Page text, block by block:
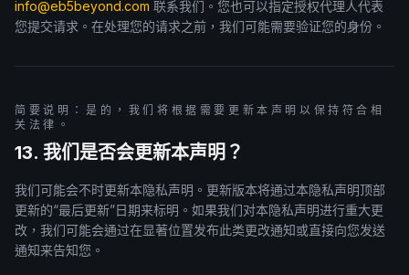
info@eb5beyond.com 联系我们。您也可以指定授权代理人代表
您提交请求。在处理您的请求之前，我们可能需要验证您的身份。
简要说明：是的，我们将根据需要更新本声明以保持符合相
关法律。
13. 我们是否会更新本声明？
我们可能会不时更新本隐私声明。更新版本将通过本隐私声明顶部
更新的“最后更新”日期来标明。如果我们对本隐私声明进行重大更
改，我们可能会通过在显著位置发布此类更改通知或直接向您发送
通知来告知您。